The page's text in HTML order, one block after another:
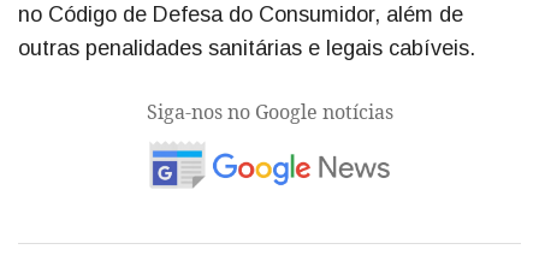
no Código de Defesa do Consumidor, além de
outras penalidades sanitárias e legais cabíveis.
Siga-nos no Google notícias